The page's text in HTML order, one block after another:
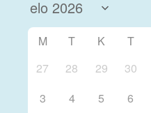
M T K T
27
28 29 30
3
4 5 6